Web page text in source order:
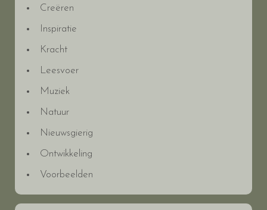
Creëren
Inspiratie
Kracht
Leesvoer
Muziek
Natuur
Nieuwsgierig
Ontwikkeling
Voorbeelden